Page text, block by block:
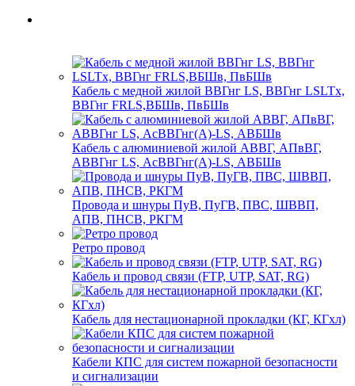
Кабель с медной жилой ВВГнг LS, ВВГнг LSLTx,
ВВГнг FRLS,ВБШв, ПвБШв
Кабель с алюминиевой жилой АВВГ, АПвВГ,
АВВГнг LS, АсВВГнг(А)-LS, АВБШв
Провода и шнуры ПуВ, ПуГВ, ПВС, ШВВП,
АПВ, ПНСВ, РКГМ
Ретро провод
Кабель и провод связи (FTP, UTP, SAT, RG)
Кабель для нестационарной прокладки (КГ, КГхл)
Кабели КПС для систем пожарной безопасности
и сигнализации